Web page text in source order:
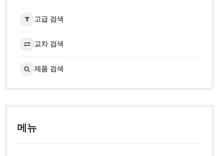
고급 검색
교차 검색
제품 검색
메뉴